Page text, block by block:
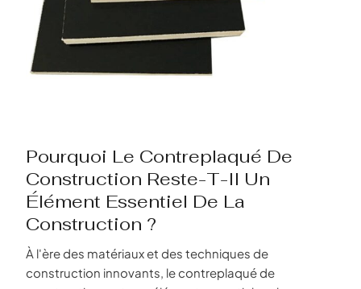
Pourquoi Le Contreplaqué De
Construction Reste-T-Il Un
Élément Essentiel De La
Construction ?
À l'ère des matériaux et des techniques de
construction innovants, le contreplaqué de